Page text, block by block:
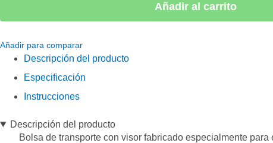
Añadir al carrito
Añadir para comparar
Descripción del producto
Especificación
Instrucciones
Descripción del producto
Bolsa de transporte con visor fabricado especialmente